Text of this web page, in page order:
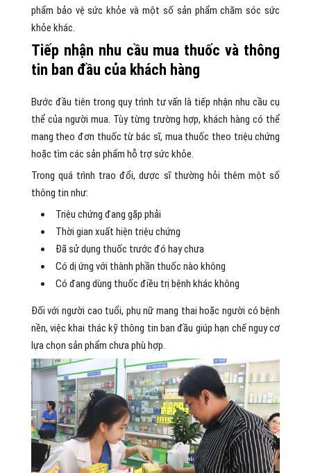
phẩm bảo vệ sức khỏe và một số sản phẩm chăm sóc sức
khỏe khác.
Tiếp nhận nhu cầu mua thuốc và thông
tin ban đầu của khách hàng
Bước đầu tiên trong quy trình tư vấn là tiếp nhận nhu cầu cụ
thể của người mua. Tùy từng trường hợp, khách hàng có thể
mang theo đơn thuốc từ bác sĩ, mua thuốc theo triệu chứng
hoặc tìm các sản phẩm hỗ trợ sức khỏe.
Trong quá trình trao đổi, dược sĩ thường hỏi thêm một số
thông tin như:
Triệu chứng đang gặp phải
Thời gian xuất hiện triệu chứng
Đã sử dụng thuốc trước đó hay chưa
Có dị ứng với thành phần thuốc nào không
Có đang dùng thuốc điều trị bệnh khác không
Đối với người cao tuổi, phụ nữ mang thai hoặc người có bệnh
nền, việc khai thác kỹ thông tin ban đầu giúp hạn chế nguy cơ
lựa chọn sản phẩm chưa phù hợp.